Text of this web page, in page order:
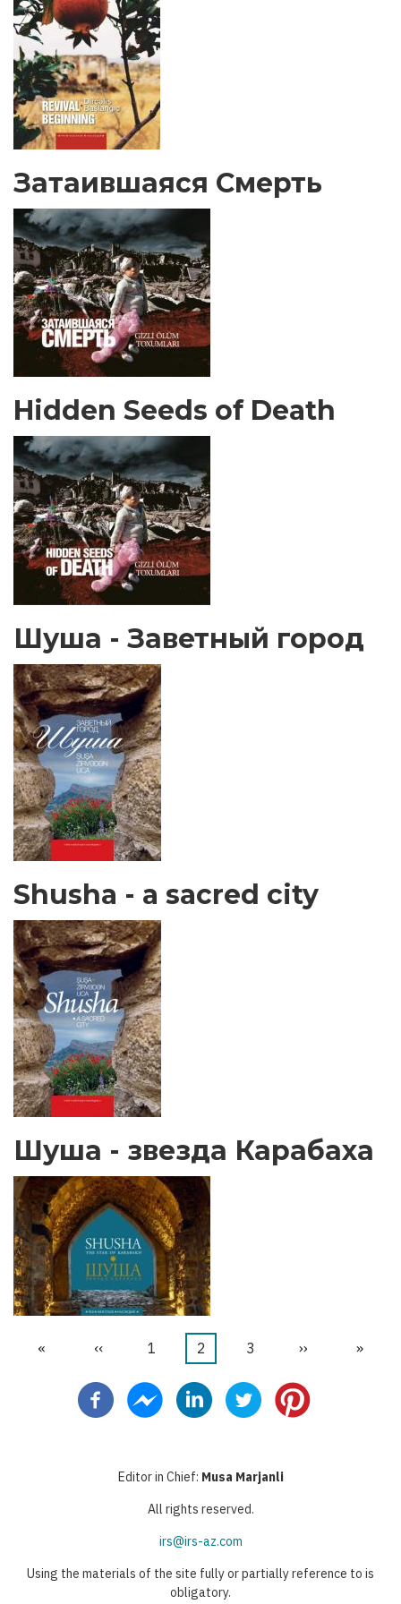
Затаившаяся Смерть
Hidden Seeds of Death
Шуша - Заветный город
Shusha - a sacred city
Шуша - звезда Карабаха
страниц
Первая
« ←
‹‹ Страница
1
Текущая
2 Страница
3
Следующая
›› »
Editor in Chief: Musa Marjanli
All rights reserved.
irs@irs-az.com
Using the materials of the site fully or partially reference to is
obligatory.